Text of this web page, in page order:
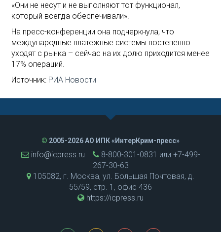
«Они не несут и не выполняют тот функционал,
который всегда обеспечивали».
На пресс-конференции она подчеркнула, что
международные платежные системы постепенно
уходят с рынка – сейчас на их долю приходится менее
17% операций.
Источник: РИА Новости
© 2005-2026 АО ИПК «ИнтерКрим-пресс»
info@icpress.ru
8-800-301-0831 или +7-499-
267-30-63
105082, г. Москва, ул. Большая Почтовая, д.
55/59, стр. 1, офис 436
https://icpress.ru